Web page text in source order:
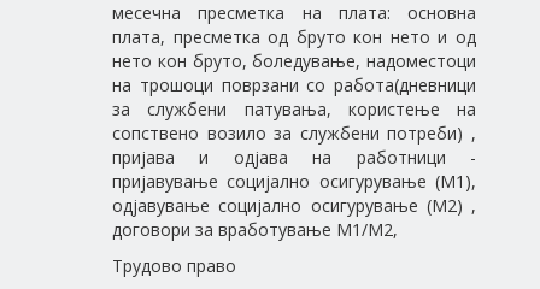
месечна пресметка на плата: основна
плата, пресметка од бруто кон нето и од
нето кон бруто, боледување, надоместоци
на трошоци поврзани со работа(дневници
за службени патувања, користење на
сопствено возило за службени потреби) ,
пријава и одјава на работници -
пријавување социјално осигурување (М1),
одјавување социјално осигурување (М2) ,
договори за вработување М1/М2,
Трудово право